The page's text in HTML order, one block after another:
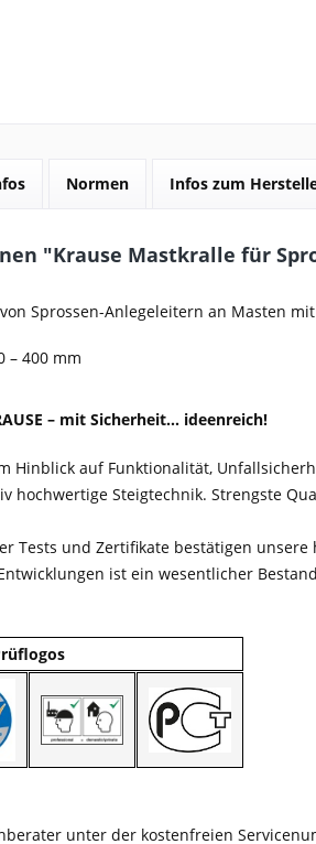
Normen Infos zum
"Krause Mastkralle für
Sprossen-Anlegeleitern an Masten
– 400 mm
– mit Sicherheit... ideenreich!
Hinblick auf Funktionalität,
hochwertige Steigtechnik. Strengste
Tests und Zertifikate bestätigen
ist ein wesentlicher
unter der kostenfreien